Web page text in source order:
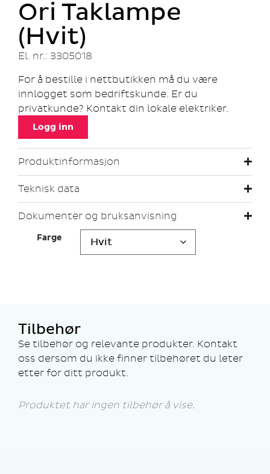
Ori Taklampe
(Hvit)
El. nr.: 3305018
For å bestille i nettbutikken må du være
innlogget som bedriftskunde. Er du
privatkunde? Kontakt din lokale elektriker.
Logg inn
Produktinformasjon
Teknisk data
Dokumenter og bruksanvisning
Farge
Tilbehør
Se tilbehør og relevante produkter. Kontakt
oss dersom du ikke finner tilbehøret du leter
etter for ditt produkt.
Produktet har ingen tilbehør å vise.